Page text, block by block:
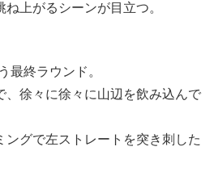
上がるシーンが目立つ。
最終ラウンド。
、徐々に徐々に山辺を飲み込んで
ングで左ストレートを突き刺した